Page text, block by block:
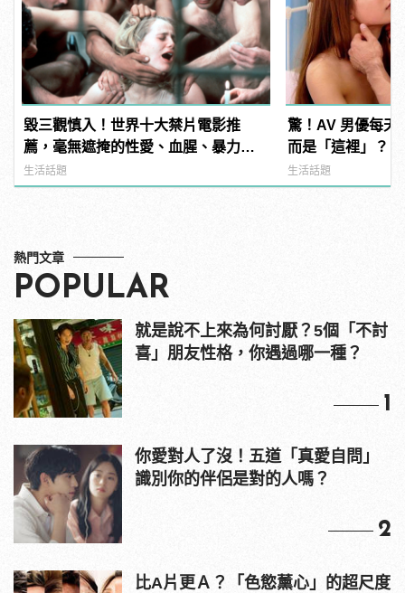
毀三觀慎入！世界十大禁片電影推
薦，毫無遮掩的性愛、血腥、暴力、
噁心到極致！ | manfashion這樣變型
男
生活話題
驚！AV 男優每天
而是「這裡」？ |
型男
生活話題
熱門文章
POPULAR
就是說不上來為何討厭？5個「不討
喜」朋友性格，你遇過哪一種？
1
你愛對人了沒！五道「真愛自問」
識別你的伴侶是對的人嗎？
2
比A片更Ａ？「色慾薰心」的超尺度